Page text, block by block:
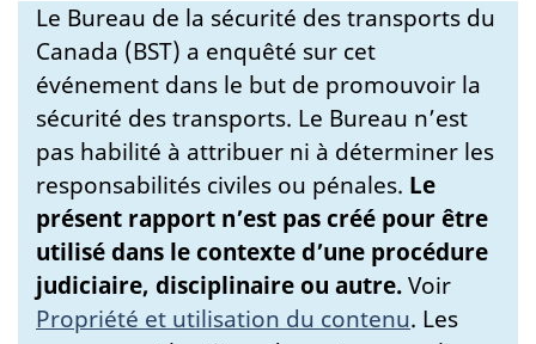
Le Bureau de la sécurité des transports du
Canada (BST) a enquêté sur cet
événement dans le but de promouvoir la
sécurité des transports. Le Bureau n’est
pas habilité à attribuer ni à déterminer les
responsabilités civiles ou pénales. Le
présent rapport n’est pas créé pour être
utilisé dans le contexte d’une procédure
judiciaire, disciplinaire ou autre.Voir
Propriété et utilisation du contenu. Les